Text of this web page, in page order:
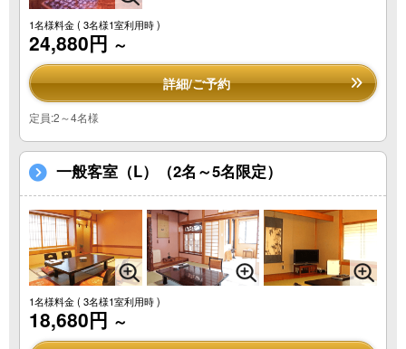
1名様料金( 3名様1室利用時 )
24,880円 ～
詳細/ご予約
定員:2～4名様
一般客室（L）（2名～5名限定）
1名様料金( 3名様1室利用時 )
18,680円 ～